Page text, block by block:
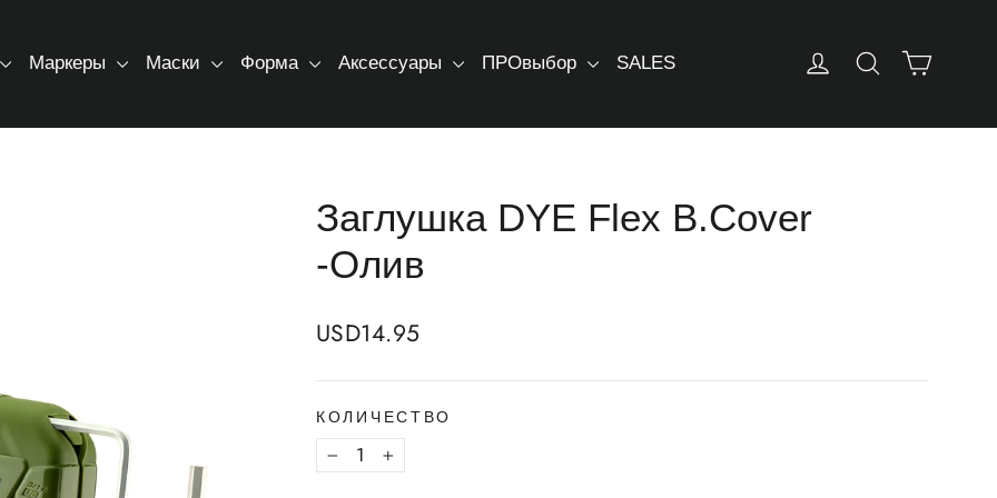
Маркеры Маски Форма Аксессуары ПРОвыбор SALES Log in Искать
Заглушка DYE Flex B.Cover
-Олив
Regular
USD14.95
КОЛИЧЕСТВО
− +